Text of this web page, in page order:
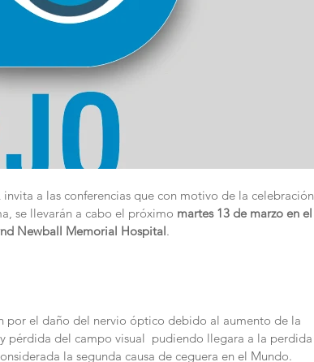
invita a las conferencias que con motivo de la celebración
se llevarán a cabo el próximo martes 13 de marzo en el
Newball Memorial Hospital.
por el daño del nervio óptico debido al aumento de la
pérdida del campo visual  pudiendo llegara a la perdida
la segunda causa de ceguera en el Mundo.